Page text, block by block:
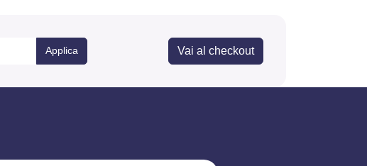
Applica Vai al checkout